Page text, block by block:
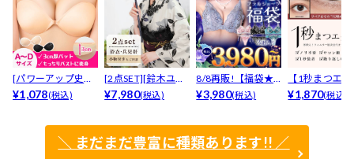
[パワーアップ史上
最強5倍盛りアップ
¥1,078(税込)
[2点SET][鈴木ユリ
ア(baby)...
¥7,980(税込)
8/8再販!【福袋★
ブラセット3点
¥3,980(税込)
【1秒まつエ
リュームタイ
¥1,870(税込)
＼ まだまだ豊富に種類あります!! ／